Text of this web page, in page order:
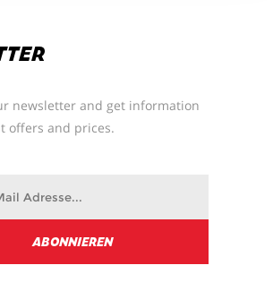
newsletter and get information
offers and prices.